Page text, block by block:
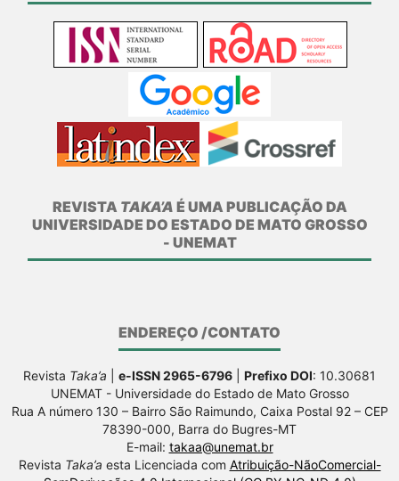
REVISTA TAKA’A É UMA PUBLICAÇÃO DA
UNIVERSIDADE DO ESTADO DE MATO GROSSO
- UNEMAT
ENDEREÇO /CONTATO
Revista Taka’a e-ISSN 2965-6796 Prefixo DOI: 10.30681
UNEMAT - Universidade do Estado de Mato Grosso
Rua A número 130 – Bairro São Raimundo, Caixa Postal 92 – CEP
78390-000, Barra do Bugres-MT
E-mail: takaa@unemat.br
Revista Taka’a esta Licenciada com Atribuição-NãoComercial-